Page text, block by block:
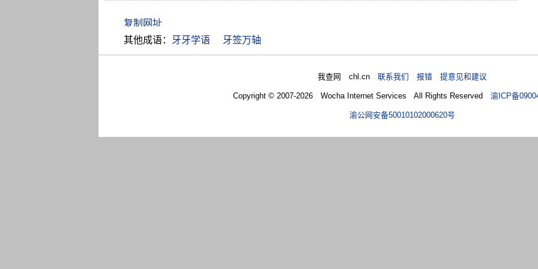
其他成语： 牙牙学语 牙签万轴
我查网 chl.cn联系我们 报错 提意见和建议
Copyright © 2007-2026 Wocha Internet Services All Rights Reserved渝ICP备
渝公网安备50010102000620号